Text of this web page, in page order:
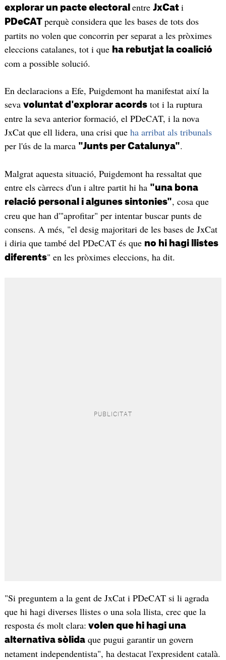
explorar un pacte electoral entre JxCat i
PDeCAT perquè considera que les bases de tots dos
partits no volen que concorrin per separat a les pròximes
eleccions catalanes, tot i que ha rebutjat la coalició
com a possible solució.
En declaracions a Efe, Puigdemont ha manifestat així la
seva voluntat d'explorar acordstot i la ruptura
entre la seva anterior formació, el PDeCAT, i la nova
JxCat que ell lidera, una crisi que ha arribat als tribunals
per l'ús de la marca "Junts per Catalunya".
Malgrat aquesta situació, Puigdemont ha ressaltat que
entre els càrrecs d'un i altre partit hi ha "una bona
relació personal i algunes sintonies", cosa que
creu que han d'"aprofitar" per intentar buscar punts de
consens. A més, "el desig majoritari de les bases de JxCat
i diria que també del PDeCAT és que no hi hagi llistes
diferents" en les pròximes eleccions, ha dit.
"Si preguntem a la gent de JxCat i PDeCAT si li agrada
que hi hagi diverses llistes o una sola llista, crec que la
resposta és molt clara: volen que hi hagi una
alternativa sòlidaque pugui garantir un govern
netament independentista", ha destacat l'expresident català.